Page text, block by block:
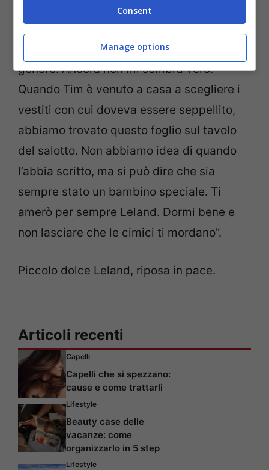
bambino. Ho sempre detto che speravo di
morire io per prima: non credo di essere
abbastanza forte per gestire una cosa del
genere. Ancora non mi sembra vero.
Quando Tim è venuto a casa a scegliere i
vestiti con cui doveva essere seppellito,
abbiamo trovato questo foglio sul tavolo
del salotto. Non abbiamo idea di quando
l’abbia scritto, ma si può dire che sia
sempre stato un bambino speciale. Ti
amerò per sempre Leland. Dormi bene e
non lasciare che le cimici ti mordano”.
Piccolo dolce Leland, riposa in pace.
Articoli recenti
Capelli
Capelli che si spezzano:
cause e come trattarli
Lifestyle
Beauty case delle
vacanze: come
organizzarlo in 5 step
Lifestyle
Consent
Manage options